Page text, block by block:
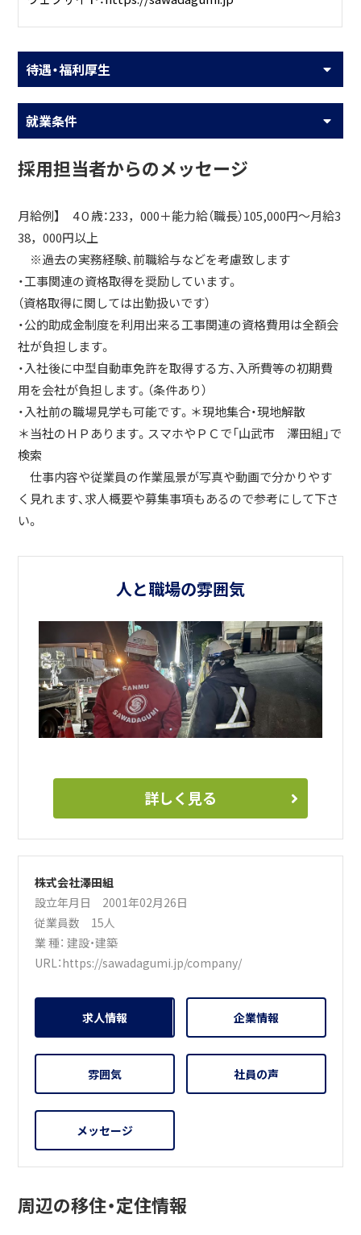
待遇・福利厚生
就業条件
採用担当者からのメッセージ
月給例】 4０歳：233，000＋能力給（職長）105,000円～月給3
38，000円以上
※過去の実務経験、前職給与などを考慮致します
・工事関連の資格取得を奨励しています。
（資格取得に関しては出勤扱いです）
・公的助成金制度を利用出来る工事関連の資格費用は全額会
社が負担します。
・入社後に中型自動車免許を取得する方、入所費等の初期費
用を会社が負担します。（条件あり）
・入社前の職場見学も可能です。＊現地集合・現地解散
＊当社のＨＰあります。スマホやＰＣで「山武市 澤田組」で
検索
仕事内容や従業員の作業風景が写真や動画で分かりやす
く見れます、求人概要や募集事項もあるので参考にして下さ
い。
人と職場の雰囲気
詳しく見る
株式会社澤田組
設立年月日 2001年02月26日
従業員数 15人
業 種：建設・建築
URL：https://sawadagumi.jp/company/
求人情報 企業情報
雰囲気 社員の声
メッセージ
周辺の移住・定住情報